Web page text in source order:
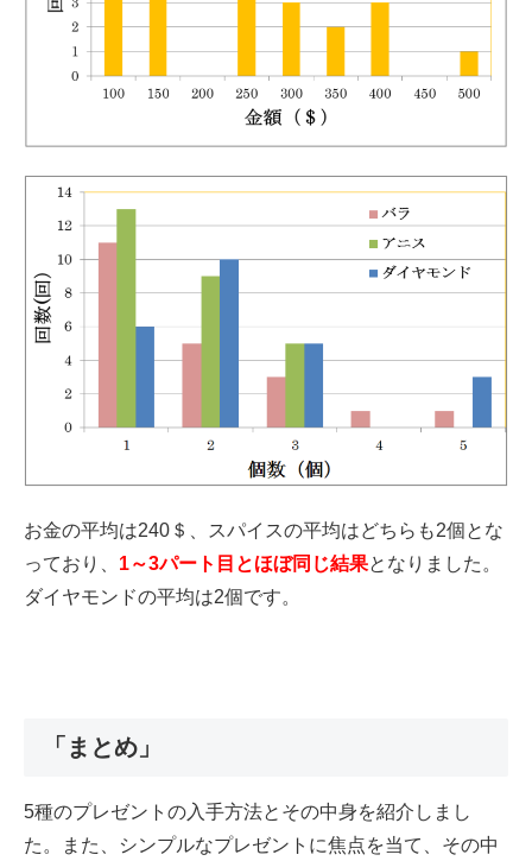
お金の平均は240＄、スパイスの平均はどちらも2個とな
っており、 1～3パート目とほぼ同じ結果となりました。
ダイヤモンドの平均は2個です。
「まとめ」
5種のプレゼントの入手方法とその中身を紹介しまし
た。また、シンプルなプレゼントに焦点を当て、その中